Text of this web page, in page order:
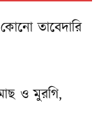
তাবেদারি
ও মুরগি,